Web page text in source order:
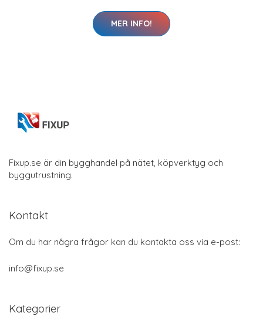
MER INFO!
Fixup.se är din bygghandel på nätet, köpverktyg och
byggutrustning.
Kontakt
Om du har några frågor kan du kontakta oss via e-post:
info@fixup.se
Kategorier